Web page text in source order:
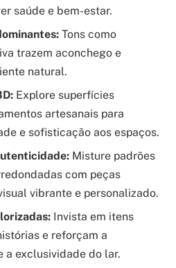
saúde e bem-estar.
Tons como
trazem aconchego e
natural.
Explore superfícies
artesanais para
e sofisticação aos espaços.
Misture padrões
com peças
vibrante e personalizado.
Invista em itens
e reforçam a
a exclusividade do lar.